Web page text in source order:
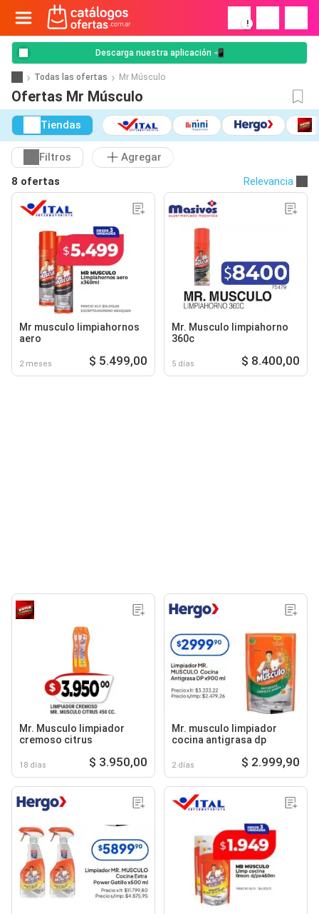
!
Descarga nuestra aplicación 📲
Todas las ofertas Mr Músculo
Ofertas Mr Músculo
Tiendas
Filtros
Agregar
8 ofertas
Relevancia
Mr musculo limpiahornos
aero
2 meses $ 5.499,00
Mr. Musculo limpiahorno
360c
5 días $ 8.400,00
Mr. Musculo limpiador
cremoso citrus
18 días $ 3.950,00
Mr. musculo limpiador
cocina antigrasa dp
2 días $ 2.999,90